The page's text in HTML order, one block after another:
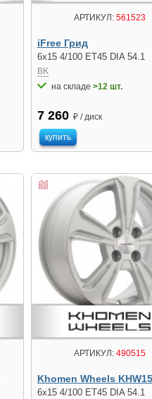
АРТИКУЛ:561523
iFree Грид
6x15 4/100 ET45 DIA 54.1
BK
на складе >12 шт.
7 260 ₽ / диск
купить
АРТИКУЛ:490515
Khomen Wheels
6x15 4/100 ET45 DIA 54.1